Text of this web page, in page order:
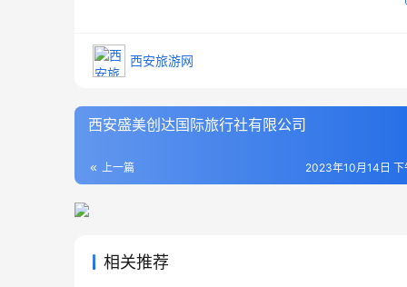
西安旅游网
西安盛美创达国际旅行社有限公司
上一篇 2023年10月14日 下
相关推荐